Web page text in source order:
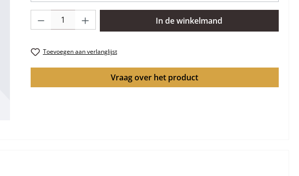
Producthoeveelheid: Voer de gewenste hoeveelheid in of gebruik de knoppen
In de winkelmand
Toevoegen aan verlanglijst
Vraag over het product